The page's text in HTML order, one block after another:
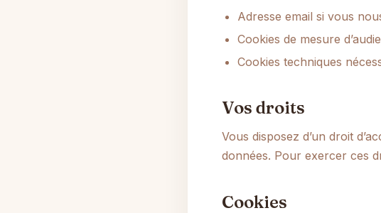
Adresse email si vous
Cookies de mesure
Cookies techniques
Vos droits
Vous disposez d’un droit
données. Pour exercer ces
Cookies